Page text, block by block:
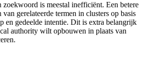
zoekwoord is meestal inefficiënt. Een betere
van gerelateerde termen in clusters op basis
en gedeelde intentie. Dit is extra belangrijk
authority wilt opbouwen in plaats van